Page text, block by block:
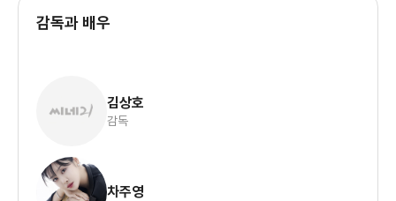
감독과 배우
김상호
감독
차주영